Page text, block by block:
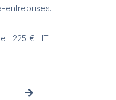
entreprises.
: 225 € HT